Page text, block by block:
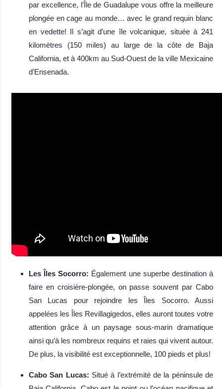
par excellence, l’Île de Guadalupe vous offre la meilleure
plongée en cage au monde… avec le grand requin blanc
en vedette! Il s’agit d’une île volcanique, située à 241
kilomètres (150 miles) au large de la côte de Baja
California, et à 400km au Sud-Ouest de la ville Mexicaine
d’Ensenada.
Les Îles Socorro: Également une superbe destination à
faire en croisière-plongée, on passe souvent par Cabo
San Lucas pour rejoindre les Îles Socorro. Aussi
appelées les Îles Revillagigedos, elles auront toutes votre
attention grâce à un paysage sous-marin dramatique
ainsi qu’à les nombreux requins et raies qui vivent autour.
De plus, la visibilité est exceptionnelle, 100 pieds et plus!
Cabo San Lucas: Situé à l’extrémité de la péninsule de